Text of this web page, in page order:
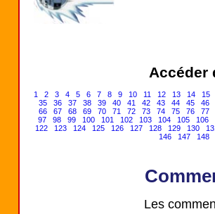
Accéder
1 2 3 4 5 6 7 8 9 10 11 12 13 14
15
35
36 37 38 39 40 41 42 43 44 45
46
66
67 68 69 70 71 72 73 74 75 76
77
97
98 99 100 101 102 103 104 105
106
122
123 124 125 126 127 128 129 130
146
147 148
Les